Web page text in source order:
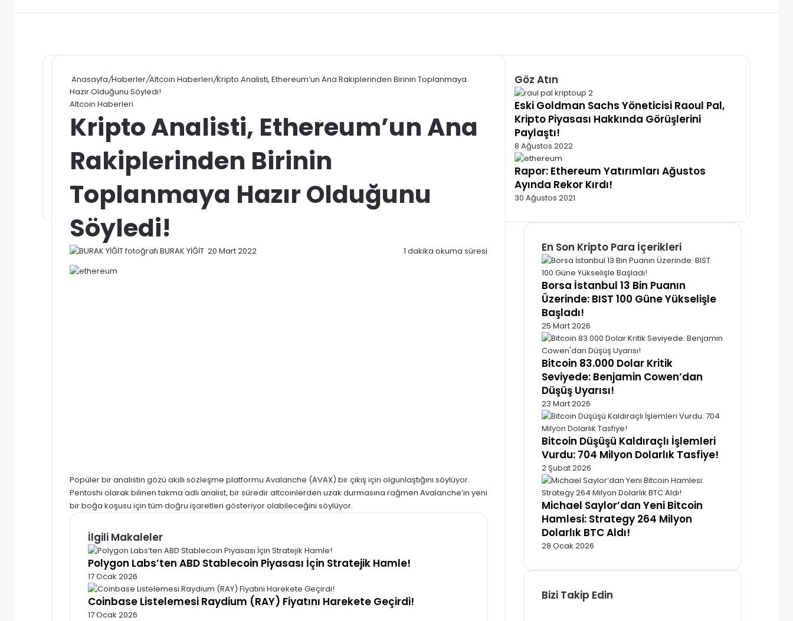
Anasayfa/Haberler/Altcoin Haberleri/Kripto Analisti, Ethereum’un Ana Rakiplerinden Birinin Toplanmaya
Hazır Olduğunu Söyledi!
Altcoin Haberleri
Kripto Analisti, Ethereum’un Ana
Rakiplerinden Birinin
Toplanmaya Hazır Olduğunu
Söyledi!
BURAK YİĞİT Bir
20 Mart 2022 1 dakika okuma süresi
Popüler bir analistin gözü akıllı sözleşme platformu Avalanche (AVAX) bir çıkış için olgunlaştığını söylüyor.
Pentoshi olarak bilinen takma adlı analist, bir süredir altcoinlerden uzak durmasına rağmen Avalanche’ın yeni
bir boğa koşusu için tüm doğru işaretleri gösteriyor olabileceğini söylüyor.
İlgili Makaleler
Polygon Labs’ten ABD Stablecoin Piyasası İçin Stratejik Hamle!
17 Ocak 2026
Coinbase Listelemesi Raydium (RAY) Fiyatını Harekete Geçirdi!
17 Ocak 2026
Göz Atın
Kapalı
Eski Goldman Sachs Yöneticisi Raoul Pal,
Kripto Piyasası Hakkında Görüşlerini
Paylaştı!
8 Ağustos 2022
Rapor: Ethereum Yatırımları Ağustos
Ayında Rekor Kırdı!
30 Ağustos 2021
En Son Kripto Para İçerikleri
Borsa İstanbul 13 Bin Puanın
Üzerinde: BIST 100 Güne Yükselişle
Başladı!
25 Mart 2026
Bitcoin 83.000 Dolar Kritik
Seviyede: Benjamin Cowen’dan
Düşüş Uyarısı!
23 Mart 2026
Bitcoin Düşüşü Kaldıraçlı İşlemleri
Vurdu: 704 Milyon Dolarlık Tasfiye!
2 Şubat 2026
Michael Saylor’dan Yeni Bitcoin
Hamlesi: Strategy 264 Milyon
Dolarlık BTC Aldı!
28 Ocak 2026
Bizi Takip Edin